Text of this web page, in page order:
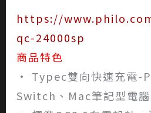
https://
qc-24000sp
商品特色
• Typec雙向快速充電-
Switch、Mac筆記型電